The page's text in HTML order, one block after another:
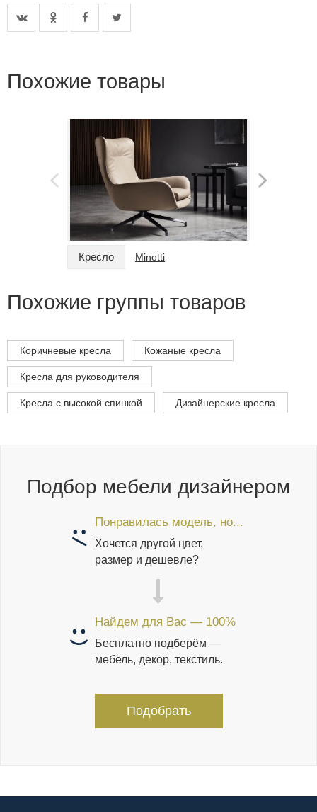
Похожие товары
Кресло Minotti
Похожие группы товаров
Коричневые кресла Кожаные кресла
Кресла для руководителя
Кресла с высокой спинкой Дизайнерские кресла
Подбор мебели дизайнером
Понравилась модель, но...
Хочется другой цвет,
размер и дешевле?
Найдем для Вас — 100%
Бесплатно подберём —
мебель, декор, текстиль.
Подобрать